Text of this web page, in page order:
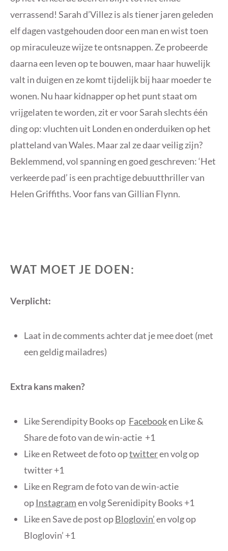
verrassend! Sarah d’Villez is als tiener jaren geleden
elf dagen vastgehouden door een man en wist toen
op miraculeuze wijze te ontsnappen. Ze probeerde
daarna een leven op te bouwen, maar haar huwelijk
valt in duigen en ze komt tijdelijk bij haar moeder te
wonen. Nu haar kidnapper op het punt staat om
vrijgelaten te worden, zit er voor Sarah slechts één
ding op: vluchten uit Londen en onderduiken op het
platteland van Wales. Maar zal ze daar veilig zijn?
Beklemmend, vol spanning en goed geschreven: ‘Het
verkeerde pad’ is een prachtige debuutthriller van
Helen Griffiths. Voor fans van Gillian Flynn.
WAT MOET JE DOEN:
Verplicht:
Laat in de comments achter dat je mee doet (met
een geldig mailadres)
Extra kans maken?
Like Serendipity Books op Facebooken Like &
Share de foto van de win-actie +1
Like en Retweet de foto optwitteren volg op
twitter +1
Like en Regram de foto van de win-actie
op Instagramen volg Serenidipity Books +1
Like en Save de post opBloglovin’en volg op
Bloglovin’ +1